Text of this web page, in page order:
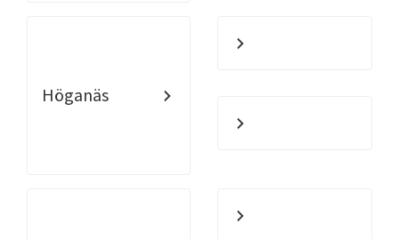
Höganäs